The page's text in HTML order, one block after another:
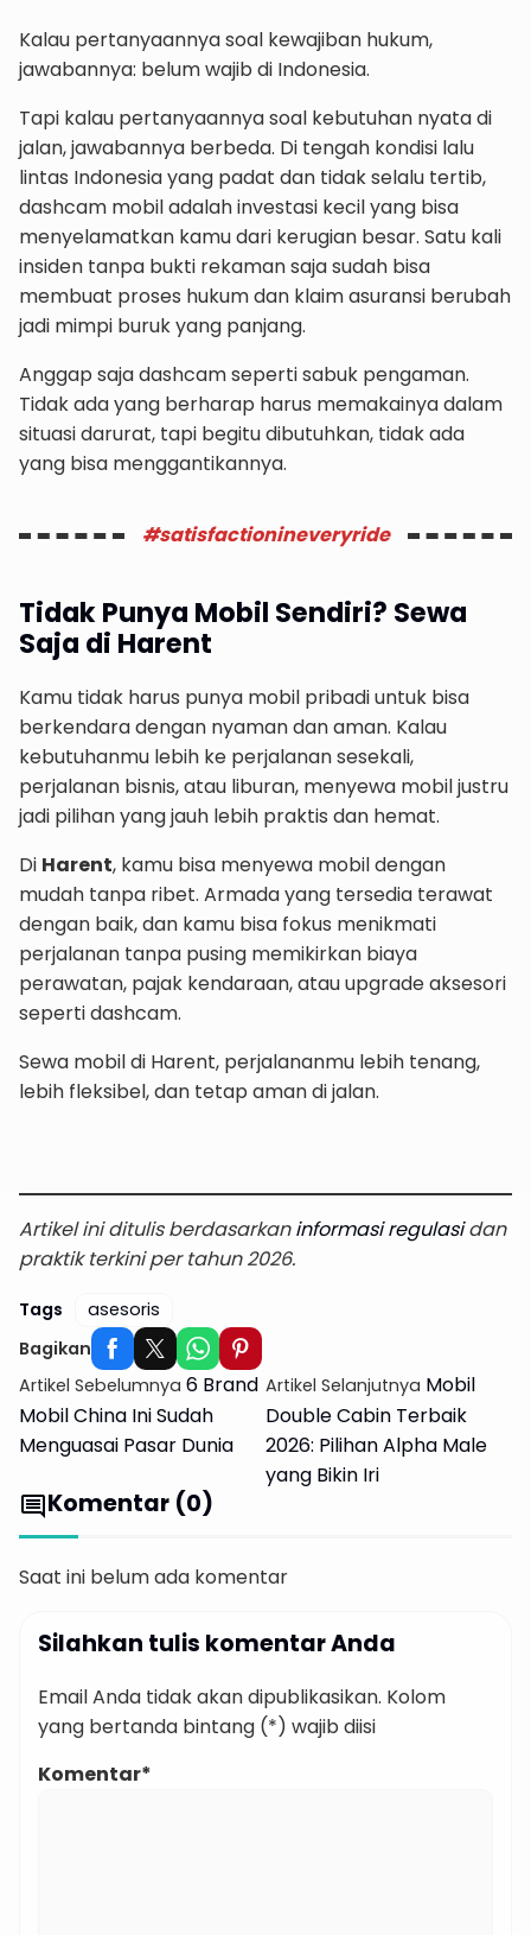
Kalau pertanyaannya soal kewajiban hukum,
jawabannya: belum wajib di Indonesia.
Tapi kalau pertanyaannya soal kebutuhan nyata di
jalan, jawabannya berbeda. Di tengah kondisi lalu
lintas Indonesia yang padat dan tidak selalu tertib,
dashcam mobil adalah investasi kecil yang bisa
menyelamatkan kamu dari kerugian besar. Satu kali
insiden tanpa bukti rekaman saja sudah bisa
membuat proses hukum dan klaim asuransi berubah
jadi mimpi buruk yang panjang.
Anggap saja dashcam seperti sabuk pengaman.
Tidak ada yang berharap harus memakainya dalam
situasi darurat, tapi begitu dibutuhkan, tidak ada
yang bisa menggantikannya.
#satisfactionineveryride
Tidak Punya Mobil Sendiri? Sewa
Saja di Harent
Kamu tidak harus punya mobil pribadi untuk bisa
berkendara dengan nyaman dan aman. Kalau
kebutuhanmu lebih ke perjalanan sesekali,
perjalanan bisnis, atau liburan, menyewa mobil justru
jadi pilihan yang jauh lebih praktis dan hemat.
Di Harent, kamu bisa menyewa mobil dengan
mudah tanpa ribet. Armada yang tersedia terawat
dengan baik, dan kamu bisa fokus menikmati
perjalanan tanpa pusing memikirkan biaya
perawatan, pajak kendaraan, atau upgrade aksesori
seperti dashcam.
Sewa mobil di Harent, perjalananmu lebih tenang,
lebih fleksibel, dan tetap aman di jalan.
Artikel ini ditulis berdasarkaninformasi regulasidan
praktik terkini per tahun 2026.
Tags
asesoris
Bagikan
Artikel Sebelumnya 6 Brand
Mobil China Ini Sudah
Menguasai Pasar Dunia
Artikel Selanjutnya Mobil
Double Cabin Terbaik
2026: Pilihan Alpha Male
yang Bikin Iri
commentKomentar (0)
Saat ini belum ada komentar
Silahkan tulis komentar Anda
Email Anda tidak akan dipublikasikan. Kolom
yang bertanda bintang (*) wajib diisi
Komentar*